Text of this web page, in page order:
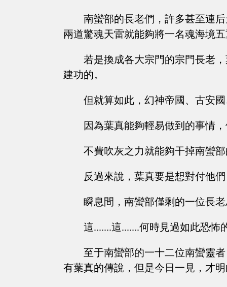
南蠻部的長老們，許多甚至連
兩道驚魂天雷就能夠將一名魂海境
若是換成各大宗門的宗門長老
建功的。
但就算如此，幻神帝國、古安
因為葉真能夠輕易做到的事情
不費吹灰之力就能夠干掉南蠻
反過來說，葉真要是想對付他
瞬息間，南蠻部僅剩的一位長
這.......這.......何時見過如此恐怖
至于南蠻部的一十二位南蠻靈
有葉真的傳說，但是今日一見，才